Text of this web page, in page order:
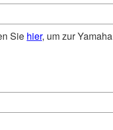
Sie hier, um zur Yamaha